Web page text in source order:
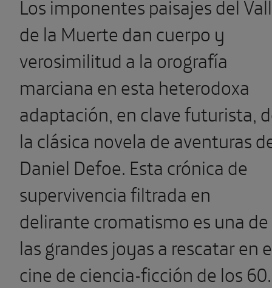
Los imponentes paisajes del
de la Muerte dan cuerpo y
verosimilitud a la orografía
marciana en esta heterodoxa
adaptación, en clave futurista,
la clásica novela de aventuras
Daniel Defoe. Esta crónica de
supervivencia filtrada en
delirante cromatismo es una de
las grandes joyas a rescatar en
cine de ciencia-ficción de los 60.